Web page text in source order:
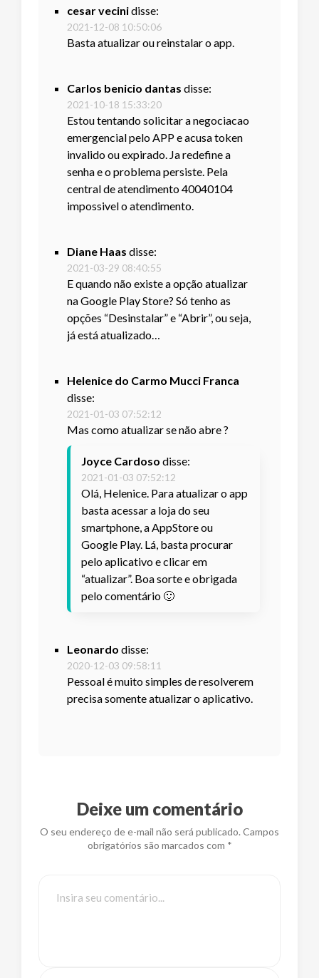
cesar vecinidisse:
2021-12-08 10:50:06
Basta atualizar ou reinstalar o app.
Carlos benicio dantas disse:
2021-10-18 15:33:20
Estou tentando solicitar a negociacao
emergencial pelo APP e acusa token
invalido ou expirado. Ja redefine a
senha e o problema persiste. Pela
central de atendimento 40040104
impossivel o atendimento.
Diane Haas disse:
2021-03-29 08:40:55
E quando não existe a opção atualizar
na Google Play Store? Só tenho as
opções “Desinstalar” e “Abrir”, ou seja,
já está atualizado…
Helenice do Carmo Mucci Franca
disse:
2021-01-03 07:52:12
Mas como atualizar se não abre ?
Joyce Cardoso disse:
2021-01-03 07:52:12
Olá, Helenice. Para atualizar o app
basta acessar a loja do seu
smartphone, a AppStore ou
Google Play. Lá, basta procurar
pelo aplicativo e clicar em
“atualizar”. Boa sorte e obrigada
pelo comentário 🙂
Leonardo disse:
2020-12-03 09:58:11
Pessoal é muito simples de resolverem
precisa somente atualizar o aplicativo.
Deixe um comentário
O seu endereço de e-mail não será publicado. Campos
obrigatórios são marcados com *